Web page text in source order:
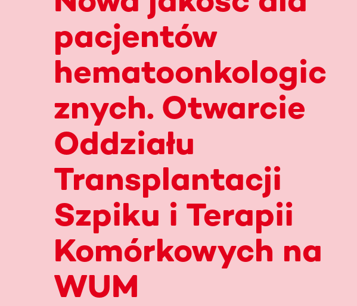
pacjentów
hematoonkologic
znych. Otwarcie
Oddziału
Transplantacji
Szpiku i Terapii
Komórkowych na
WUM